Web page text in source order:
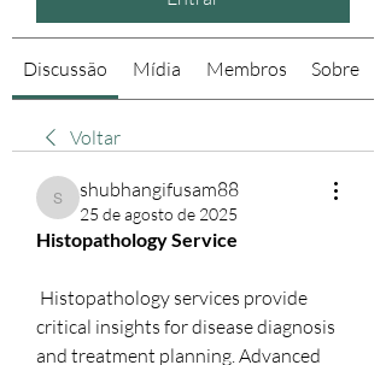
Discussão Mídia Membros Sobre
Voltar
shubhangifusam88
shubhangifusam88
25 de agosto de 2025
Histopathology Service
critical insights for disease diagnosis
and treatment planning. Advanced